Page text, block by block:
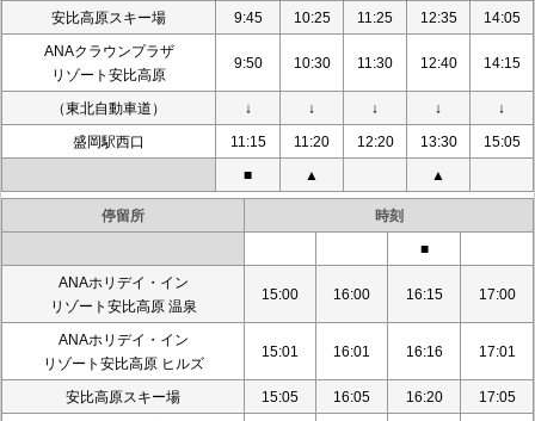
安比高原スキー場 9:45 10:25 11:25 12:35
14:05
ANAクラウンプラザ
リゾート安比高原
9:50 10:30 11:30 12:40 14:15
（東北自動車道） ↓ ↓ ↓ ↓
↓
盛岡駅西口
11:15 11:20 12:20 13:30
15:05
■
▲ ▲
停留所
時刻
■
ANAホリデイ・イン
リゾート安比高原 温泉
15:00 16:00 16:15 17:00
ANAホリデイ・イン
リゾート安比高原 ヒルズ
15:01 16:01 16:16 17:01
安比高原スキー場 15:05 16:05 16:20
17:05